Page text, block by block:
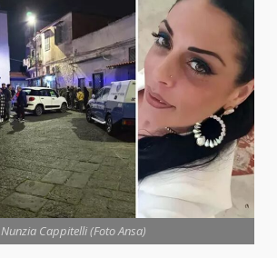
Nunzia Cappitelli (Foto Ansa)